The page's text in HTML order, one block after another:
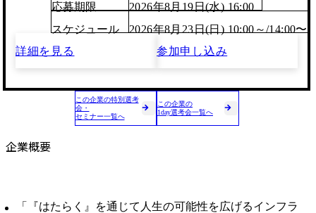
応募期限
2026年8月19日(水) 16:00
スケジュール
2026年8月23日(日) 10:00～/14:00〜
詳細を見る
参加申し込み
この企業の特別選考
会・
セミナー一覧へ
この企業の
1day選考会一覧へ
企業概要
「『はたらく』を通じて人生の可能性を広げるインフラ